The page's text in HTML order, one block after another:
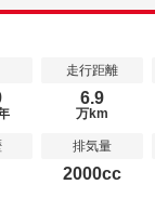
走行距離
6.9
万km
排気量
2000cc